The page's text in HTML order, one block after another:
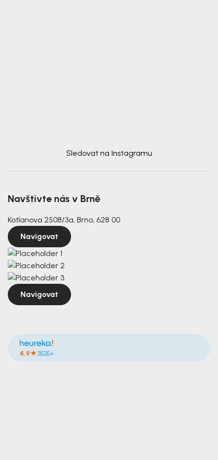
Sledovat na Instagramu
Navštivte nás v Brně
Kotlanova 2508/3a, Brno, 628 00
Navigovat
Navigovat
4.9 3535×